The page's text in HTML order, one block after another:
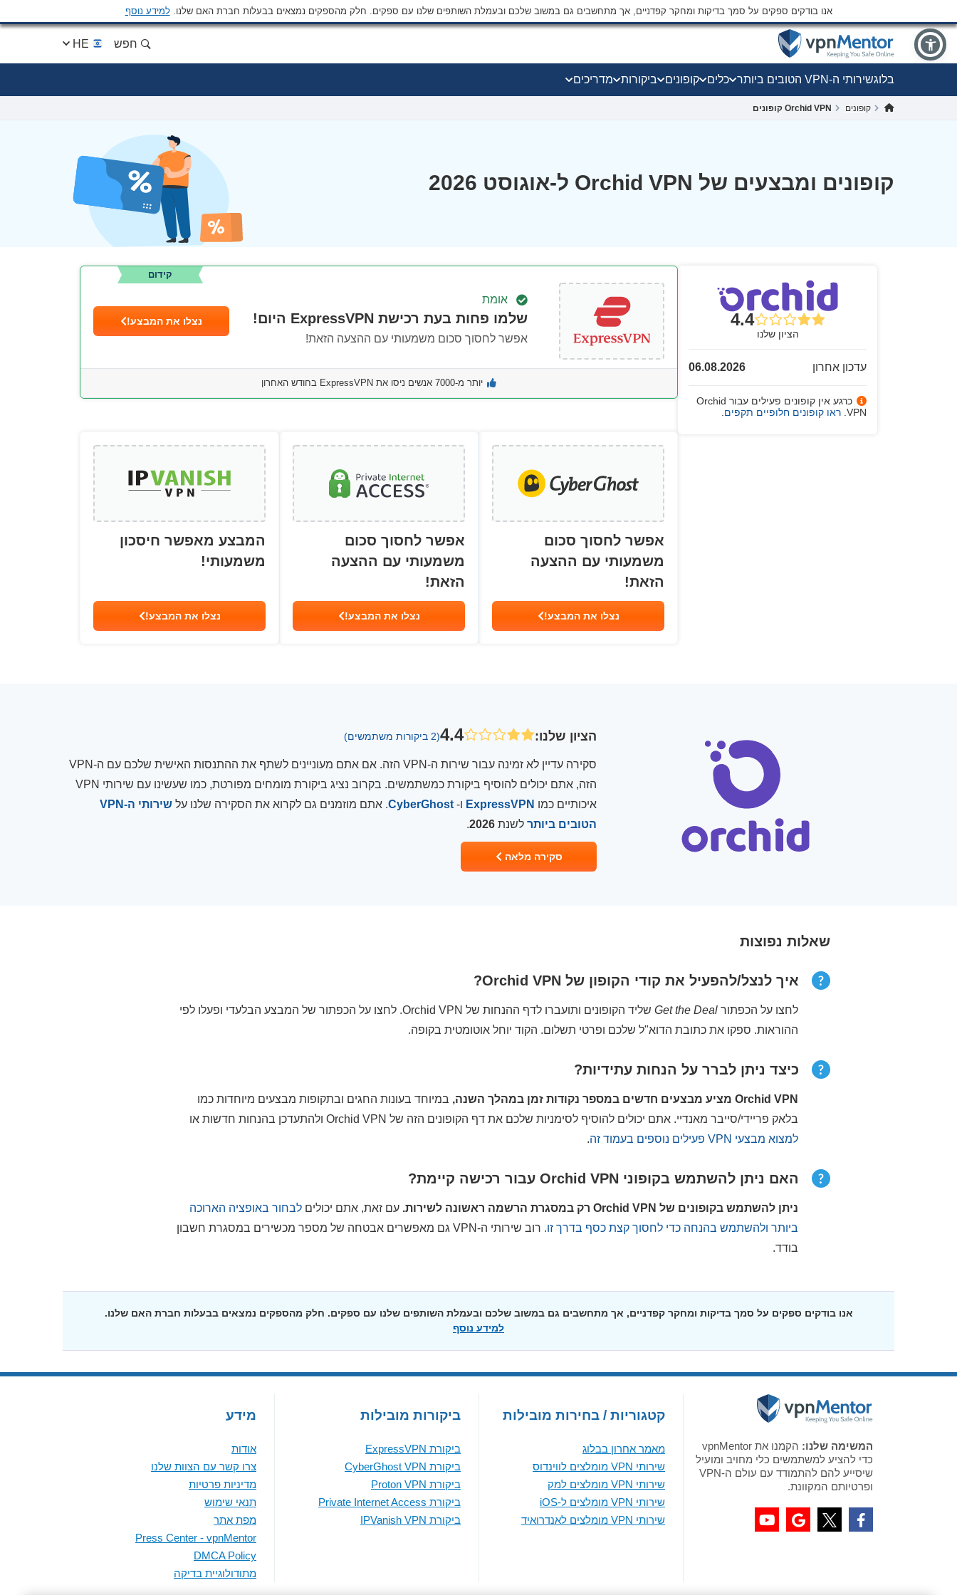
אנו בודקים ספקים על סמך בדיקות ומחקר קפדניים, אך מתחשבים גם במשוב שלכם ובעמלת השותפים שלנו עם ספקים. חלק מהספקים נמצאים בבעלות חברת האם שלנו.למידע נוסף
חפש
בלוגשירותי ה-VPN הטובים ביותר כלים קופונים ביקורות מדריכים
קופונים Orchid VPN קופונים
קופונים ומבצעים של Orchid VPN ל-אוגוסט 2026
4.4
הציון שלנו
עדכון אחרון 06.08.2026
כרגע אין קופונים פעילים עבור Orchid
VPN. ראו קופונים חלופיים תקפים
אומת
שלמו פחות בעת רכישת ExpressVPN היום!
אפשר לחסוך סכום משמעותי עם ההצעה הזאת!
נצלו את המבצע!
קידום
יותר מ-7000 אנשים ניסו את ExpressVPN בחודש האחרון
אפשר לחסוך סכום
משמעותי עם ההצעה
הזאת!
נצלו את המבצע!
אפשר לחסוך סכום
משמעותי עם ההצעה
הזאת!
נצלו את המבצע!
המבצע מאפשר חיסכון
משמעותי!
נצלו את המבצע!
הציון שלנו:
4.4(2 ביקורות משתמשים)
סקירה עדיין לא זמינה עבור שירות ה-VPN הזה. אם אתם מעוניינים לשתף את ההתנסות האישית שלכם עם ה-VPN
הזה, אתם יכולים להוסיף ביקורת כמשתמשים. בקרוב נציג ביקורת מומחים מפורטת, כמו שעשינו עם שירותי VPN
איכותיים כמו ExpressVPN ו- . אתם מוזמנים גם לקרוא את הסקירה שלנו על
שירותי ה-VPN
הטובים ביותר לשנת 2026
.
סקירה מלאה
שאלות נפוצות
איך לנצל/להפעיל את קודי הקופון של Orchid VPN?
לחצו על הכפתור Get the Deal
שליד הקופונים ותועברו לדף ההנחות של Orchid VPN. לחצו על הכפתור של המבצע הבלעדי ופעלו לפי
ההוראות. ספקו את כתובת הדוא"ל שלכם ופרטי תשלום. הקוד יוחל אוטומטית בקופה.
כיצד ניתן לברר על הנחות עתידיות?
Orchid VPN מציע מבצעים חדשים במספר נקודות זמן במהלך השנה,
במיוחד בעונות החגים ובתקופות מבצעים מיוחדות כמו
בלאק פריידי/סייבר מאנדיי. אתם יכולים להוסיף לסימניות שלכם את דף הקופונים הזה של Orchid VPN ולהתעדכן בהנחות חדשות או
למצוא מבצעי VPN פעילים נוספים בעמוד זה
.
האם ניתן להשתמש בקופוני Orchid VPN עבור רכישה קיימת?
ניתן להשתמש בקופונים של Orchid VPN רק במסגרת הרשמה ראשונה לשירות. עם זאת, אתם יכולים לבחור באופציה הארוכה
ביותר ולהשתמש בהנחה כדי לחסוך קצת כסף בדרך זו.
רוב שירותי ה-VPN גם מאפשרים אבטחה של מספר מכשירים במסגרת חשבון
בודד.
אנו בודקים ספקים על סמך בדיקות ומחקר קפדניים, אך מתחשבים גם במשוב שלכם ובעמלת השותפים שלנו עם ספקים. חלק מהספקים נמצאים בבעלות חברת האם שלנו.
למידע נוסף
המשימה שלנו:
הקמנו את vpnMentor
כדי להציע למשתמשים כלי מחויב ומועיל
שיסייע להם להתמודד עם עולם ה-VPN
ופרטיותם המקוונת.
קטגוריות / בחירות מובילות
מאמר אחרון בבלוג
שירותי VPN מומלצים לווינדוס
שירותי VPN מומלצים למק
שירותי VPN מומלצים ל-iOS
שירותי VPN מומלצים לאנדרואיד
ביקורות מובילות
ביקורת ExpressVPN
ביקורת CyberGhost VPN
ביקורת Proton VPN
ביקורת Private Internet Access
ביקורת IPVanish VPN
מידע
אודות
צרו קשר עם הצוות שלנו
מדיניות פרטיות
תנאי שימוש
מפת אתר
Press Center - vpnMentor
DMCA Policy
מתודולוגיית בדיקה